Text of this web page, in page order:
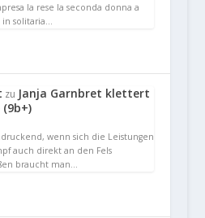
la rese la seconda donna a
solitaria…
zu Janja Garnbret klettert
wenn sich die Leistungen
auch direkt an den Fels
braucht man…